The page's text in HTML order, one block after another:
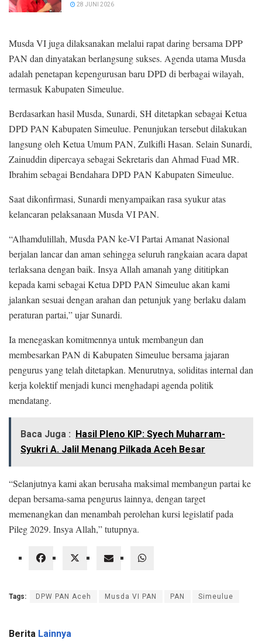
28 JUNI 2026
Musda VI juga dilaksanakan melalui rapat daring bersama DPP
PAN dan dinyatakan berlangsung sukses. Agenda utama Musda
adalah penetapan kepengurusan baru DPD di berbagai wilayah,
termasuk Kabupaten Simeulue.
Berdasarkan hasil Musda, Sunardi, SH ditetapkan sebagai Ketua
DPD PAN Kabupaten Simeulue. Penunjukan tersebut dilakukan
langsung oleh Ketua Umum PAN, Zulkifli Hasan. Selain Sunardi,
Zainuddin dipercaya sebagai Sekretaris dan Ahmad Fuad MR.
Ibrahim sebagai Bendahara DPD PAN Kabupaten Simeulue.
Saat dikonfirmasi, Sunardi menyampaikan rasa syukur atas
kelancaran pelaksanaan Musda VI PAN.
“Alhamdulillah, Musda PAN ke-VI Partai Amanat Nasional
berjalan lancar dan aman sehingga seluruh rangkaian acara dapat
terlaksana dengan baik. Insya Allah amanah yang dititipkan
kepada kami sebagai Ketua DPD PAN Simeulue akan kami
jalankan sesuai dengan arahan dan petunjuk yang berlaku dalam
peraturan partai,” ujar Sunardi.
Ia menegaskan komitmennya untuk membangun dan
membesarkan PAN di Kabupaten Simeulue bersama jajaran
pengurus yang telah ditetapkan. Menurutnya, soliditas internal dan
kerja kolektif menjadi kunci menghadapi agenda politik
mendatang.
Baca Juga : Hasil Pleno KIP: Syech Muharram-
Syukri A. Jalil Menang Pilkada Aceh Besar
“Selanjutnya kami akan berusaha maksimal membangun partai ke
depan bersama-sama pengurus lainnya, dengan target
memenangkan dan menambah perolehan kursi legislatif pada
Pileg 2029. Insya Allah,” tutupnya.
Tags: DPW PAN Aceh Musda VI PAN PAN Simeulue
Berita Lainnya